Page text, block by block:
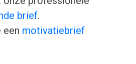
brief.
een motivatiebrief